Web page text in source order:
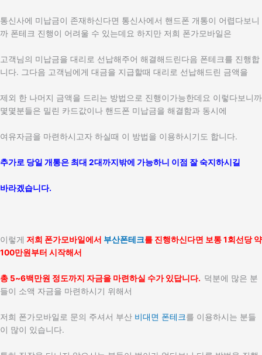
통신사에 미납금이 존재하신다면 통신사에서 핸드폰 개통이 어렵다보니
까 폰테크 진행이 어려울 수 있는데요 하지만 저희 폰가모바일은
고객님의 미납금을 대리로 선납해주어 해결해드린다음 폰테크를 진행합
니다. 그다음 고객님에게 대금을 지급할때 대리로 선납해드린 금액을
제외 한 나머지 금액을 드리는 방법으로 진행이가능한데요 이렇다보니까
몇몇분들은 밀린 카드값이나 핸드폰 미납금을 해결함과 동시에
여유자금을 마련하시고자 하실때 이 방법을 이용하시기도 합니다.
추가로 당일 개통은 최대 2대까지밖에 가능하니 이점 잘 숙지하시길
바라겠습니다.
이렇게 저희 폰가모바일에서 부산폰테크를 진행하신다면 보통 1회선당 약
100만원부터 시작해서
총 5~6백만원 정도까지 자금을 마련하실 수가 있답니다. 덕분에 많은 분
들이 소액 자금을 마련하시기 위해서
저희 폰가모바일로 문의 주셔서 부산 비대면 폰테크를 이용하시는 분들
이 많이 있습니다.